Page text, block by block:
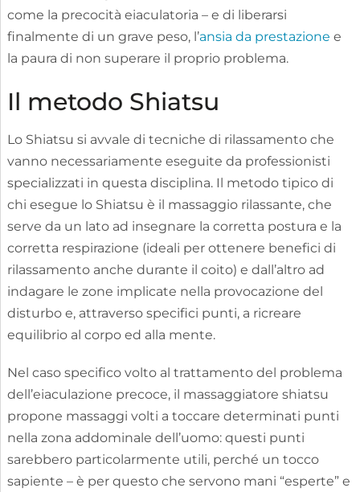
come la precocità eiaculatoria – e di liberarsi
finalmente di un grave peso, l’ansia da prestazione e
la paura di non superare il proprio problema.
Il metodo Shiatsu
Lo Shiatsu si avvale di tecniche di rilassamento che
vanno necessariamente eseguite da professionisti
specializzati in questa disciplina. Il metodo tipico di
chi esegue lo Shiatsu è il massaggio rilassante, che
serve da un lato ad insegnare la corretta postura e la
corretta respirazione (ideali per ottenere benefici di
rilassamento anche durante il coito) e dall’altro ad
indagare le zone implicate nella provocazione del
disturbo e, attraverso specifici punti, a ricreare
equilibrio al corpo ed alla mente.
Nel caso specifico volto al trattamento del problema
dell’eiaculazione precoce, il massaggiatore shiatsu
propone massaggi volti a toccare determinati punti
nella zona addominale dell’uomo: questi punti
sarebbero particolarmente utili, perché un tocco
sapiente – è per questo che servono mani “esperte” e